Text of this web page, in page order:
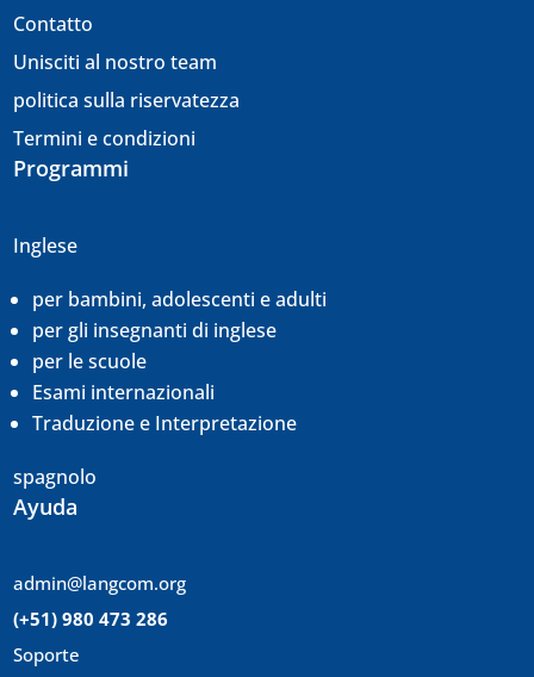
Contatto
Unisciti al nostro team
politica sulla riservatezza
Termini e condizioni
Programmi
Inglese
per bambini, adolescenti e adulti
per gli insegnanti di inglese
per le scuole
Esami internazionali
Traduzione e Interpretazione
spagnolo
Ayuda
admin@langcom.org
(+51) 980 473 286
Soporte